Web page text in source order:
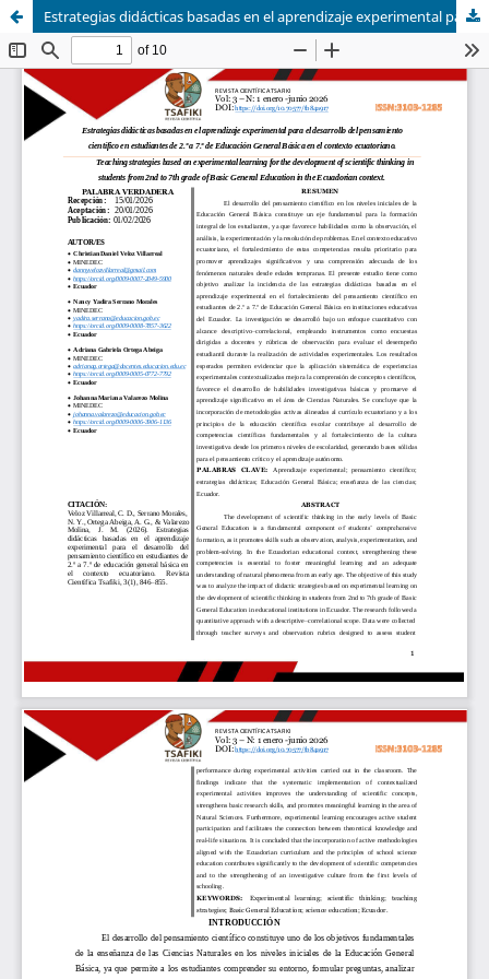
Estrategias didácticas basadas en el aprendizaje experimental para el desarrollo del pensamiento científico en estudiantes de 2.º a 7.º de Educación General Básica en el contexto ecuatoriano.